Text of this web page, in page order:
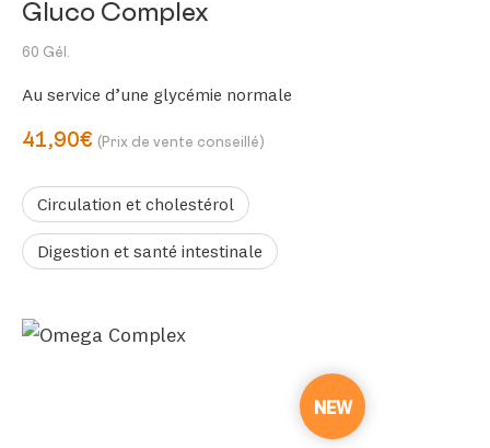
Gluco Complex
60 Gél.
Au service d’une glycémie normale
41,90€ (Prix de vente conseillé)
Circulation et cholestérol
Digestion et santé intestinale
NEW